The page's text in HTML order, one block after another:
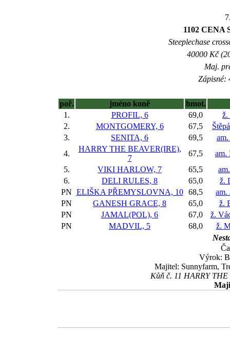
1102 CENA
Steeplechase
40000 Kč
Maj.
Zápisné:
poř. jméno koně
hmot.
1.
PROFIL, 6 69,0
ž.
2.
MONTGOMERY, 6 67,5
3.
SENITA, 6 69,5
4.
HARRY THE BEAVER(IRE),
7
67,5
am.
5.
VIKI HARLOW, 7 65,5
6.
DELI RULES, 8 65,0
ž.
PN ELIŠKA PŘEMYSLOVNA, 10 68,5
am.
PN
GANESH GRACE, 8 65,0
ž.
PN
JAMAL(POL), 6 67,0
ž.
PN
MADVIL, 5 68,0
ž.
Výrok:
Majitel: Sunnyfarm,
Kůň č. 11 HARRY